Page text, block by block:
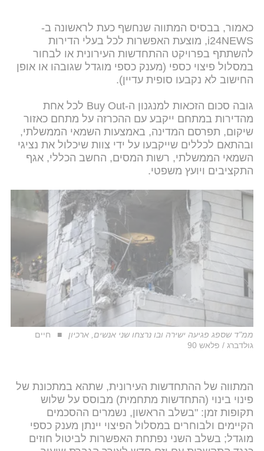
כאמור, בבסיס המתווה שנחשף כעת לראשונה ב-
i24NEWS, מוצעת האפשרות לכל בעלי הדירות
להשתתף בפרויקט ההתחדשות העירונית או לבחור
במסלול פיצוי כספי (מענק כספי מוגדל שגובהו או אופן
החישוב לא נקבעו סופית עדיין).
גובה סכום הזכאות למנגנון ה-Buy Out לכל אחת
מהדירות במתחם ייקבע עם ההכרזה על מתחם כאזור
שיקום, תפרסם המדינה, באמצעות השמאי הממשלתי,
ובהתאם לכללים שייקבעו על ידי צוות שיכלול את נציגי
השמאי הממשלתי, רשות המסים, החשב הכללי, אגף
התקציבים ויועץ משפטי.
ממ"ד שספג פגיעה ישירה ובו נרצחו שני אנשים, ארכיון
חיים
גולדברג / פלאש 90
המתווה של ההתחדשות העירונית, שתהא במתכונת של
פינוי בינוי (התחדשות מתחמית) מבוסס על שלוש
תקופות זמן: "בשלב הראשון, נשמרים ההסכמים
הקיימים ולבוחרים במסלול הפיצוי יינתן מענק כספי
מוגדל; בשלב השני נפתחת האפשרות לביטול חוזים